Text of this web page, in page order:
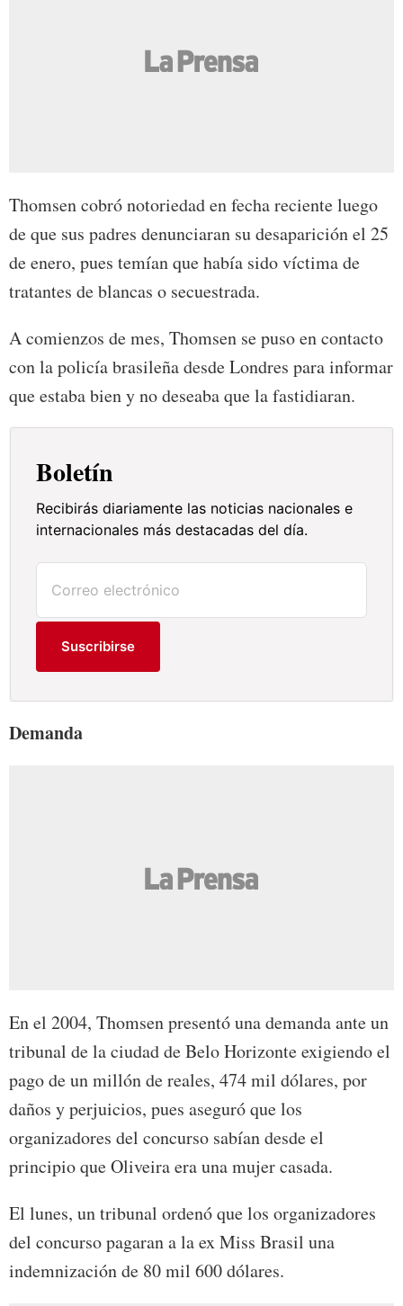
Thomsen cobró notoriedad en fecha reciente luego
de que sus padres denunciaran su desaparición el 25
de enero, pues temían que había sido víctima de
tratantes de blancas o secuestrada.
A comienzos de mes, Thomsen se puso en contacto
con la policía brasileña desde Londres para informar
que estaba bien y no deseaba que la fastidiaran.
Boletín
Recibirás diariamente las noticias nacionales e
internacionales más destacadas del día.
Suscribirse
Demanda
En el 2004, Thomsen presentó una demanda ante un
tribunal de la ciudad de Belo Horizonte exigiendo el
pago de un millón de reales, 474 mil dólares, por
daños y perjuicios, pues aseguró que los
organizadores del concurso sabían desde el
principio que Oliveira era una mujer casada.
El lunes, un tribunal ordenó que los organizadores
del concurso pagaran a la ex Miss Brasil una
indemnización de 80 mil 600 dólares.